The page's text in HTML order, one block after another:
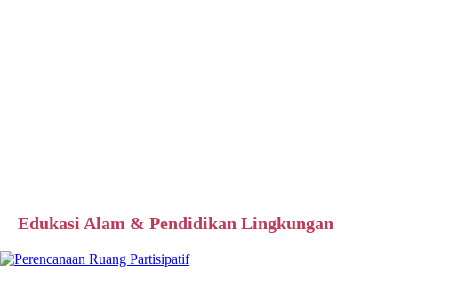
Edukasi Alam & Pendidikan Lingkungan